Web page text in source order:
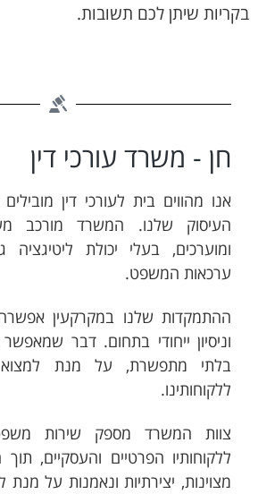
בקריות שיתן לכם תשובות.
חן - משרד עורכי דין
אנו מהווים בית לעורכי דין
העיסוק שלנו. המשרד מורכב
ומוערכים, בעלי יכולת
ערכאות המשפט.
ההתמקדות שלנו במקרקעין
וניסיון ייחודי בתחום. דבר
בלתי מתפשרת, על מנת למצוא
ללקוחותינו.
צוות המשרד מספק שירות
ללקוחותיו הפרטיים והעסקיים,
מצוינות, יצירתיות ונאמנות על